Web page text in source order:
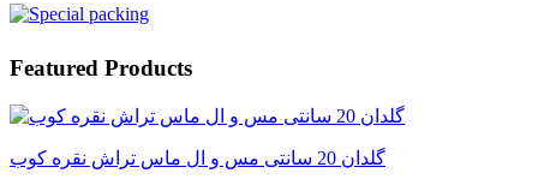
Featured Products
گلدان 20 سانتی مس و ال ماس تراش نقره کوب